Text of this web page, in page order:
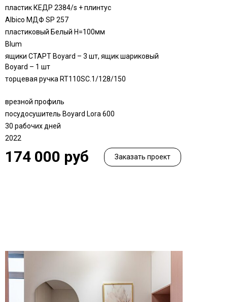
пластик КЕДР 2384/s + плинтус
Albico МДФ SP 257
пластиковый Белый Н=100мм
Blum
ящики СТАРТ Boyard – 3 шт, ящик шариковый
Boyard – 1 шт
торцевая ручка RT110SC.1/128/150
врезной профиль
посудосушитель Boyard Lora 600
30 рабочих дней
2022
174 000 руб Заказать проект